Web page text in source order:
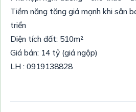
Tiềm năng tăng giá mạnh khi sân
triển
Diện tích đất: 510m²
Giá bán: 14 tỷ (giá ngộp)
LH : 0919138828